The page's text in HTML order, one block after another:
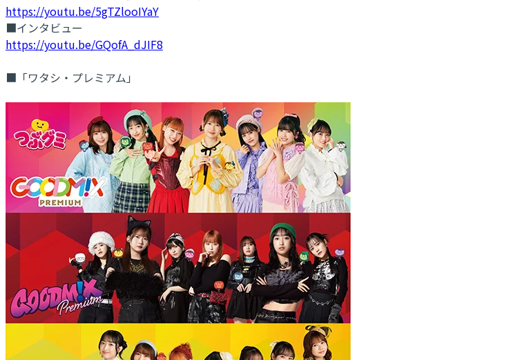
https://youtu.be/5gTZlooIYaY
■インタビュー
https://youtu.be/GQofA_dJIF8
■「ワタシ・プレミアム」